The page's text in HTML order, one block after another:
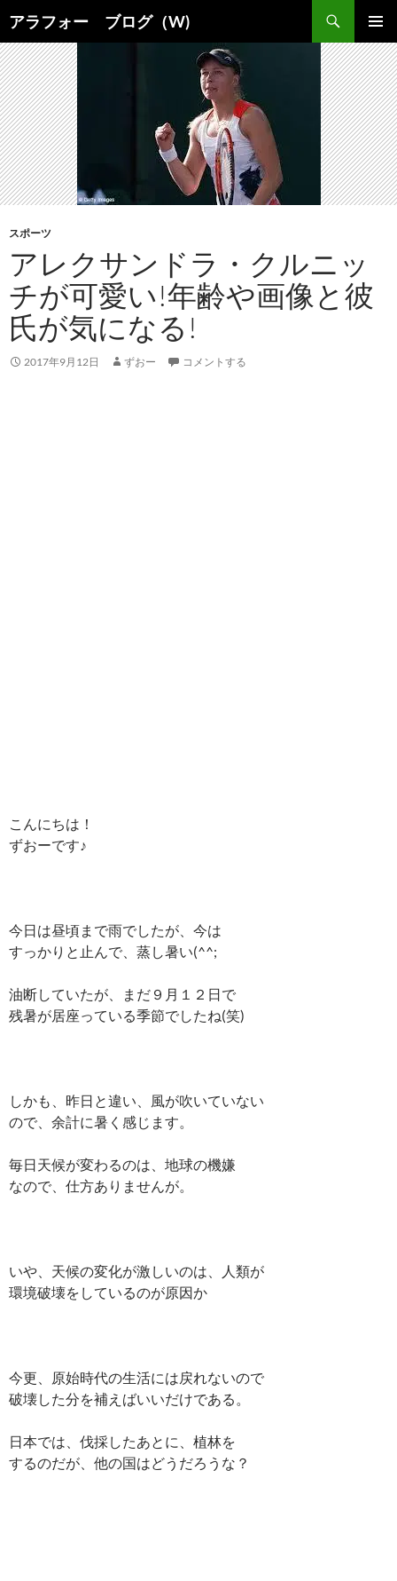
ン
テ
ン
ツ
へ
ス
キ
ッ
プ
アラフォー ブログ（W)
索
メインメ
ニュー
スポーツ
アレクサンドラ・クルニッ
チが可愛い!年齢や画像と彼
氏が気になる!
2017年9月12日 ずおー コメントする
こんにちは！
ずおーです♪
今日は昼頃まで雨でしたが、今は
すっかりと止んで、蒸し暑い(^^;
油断していたが、まだ９月１２日で
残暑が居座っている季節でしたね(笑)
しかも、昨日と違い、風が吹いていない
ので、余計に暑く感じます。
毎日天候が変わるのは、地球の機嫌
なので、仕方ありませんが。
いや、天候の変化が激しいのは、人類が
環境破壊をしているのが原因か
今更、原始時代の生活には戻れないので
破壊した分を補えばいいだけである。
日本では、伐採したあとに、植林を
するのだが、他の国はどうだろうな？